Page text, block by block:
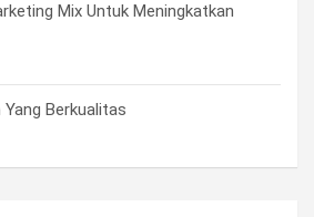
Mix Untuk Meningkatkan
Berkualitas